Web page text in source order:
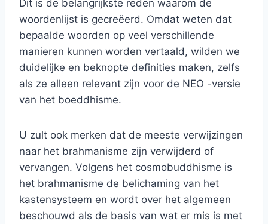
Dit is de belangrijkste reden waarom de
woordenlijst is gecreëerd. Omdat weten dat
bepaalde woorden op veel verschillende
manieren kunnen worden vertaald, wilden we
duidelijke en beknopte definities maken, zelfs
als ze alleen relevant zijn voor de NEO -versie
van het boeddhisme.
U zult ook merken dat de meeste verwijzingen
naar het brahmanisme zijn verwijderd of
vervangen. Volgens het cosmobuddhisme is
het brahmanisme de belichaming van het
kastensysteem en wordt over het algemeen
beschouwd als de basis van wat er mis is met